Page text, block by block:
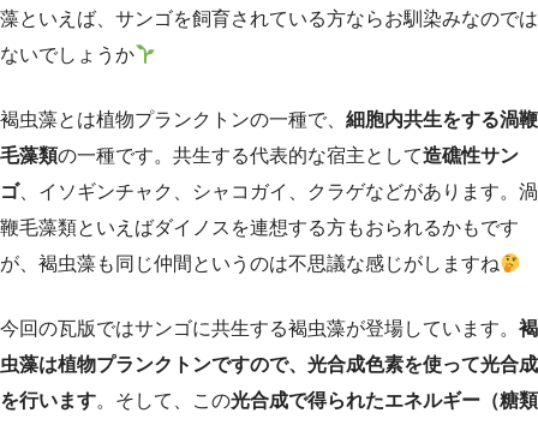
藻といえば、サンゴを飼育されている方ならお馴染みなのでは
ないでしょうか
褐虫藻とは植物プランクトンの一種で、 細胞内共生をする渦鞭
毛藻類の一種です。共生する代表的な宿主として造礁性サン
ゴ、イソギンチャク、シャコガイ、クラゲなどがあります。渦
鞭毛藻類といえばダイノスを連想する方もおられるかもです
が、褐虫藻も同じ仲間というのは不思議な感じがしますね
今回の瓦版ではサンゴに共生する褐虫藻が登場しています。 褐
虫藻は植物プランクトンですので、光合成色素を使って光合成
を行います。そして、この光合成で得られたエネルギー（糖類